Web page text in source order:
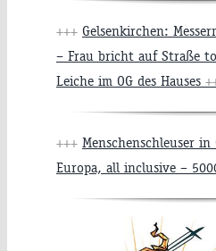
+++ Gelsenkirchen:
– Frau bricht auf Straße
Leiche im OG des Hauses
+++ Menschenschleuser
Europa, all inclusive –